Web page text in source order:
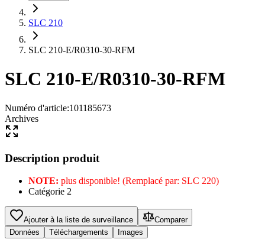
SLC 210
SLC 210-E/R0310-30-RFM
SLC 210-E/R0310-30-RFM
Numéro d'article:101185673
Archives
Description produit
NOTE: plus disponible! (Remplacé par: SLC 220)
Catégorie 2
Ajouter à la liste de surveillance
Comparer
Données
Téléchargements Images